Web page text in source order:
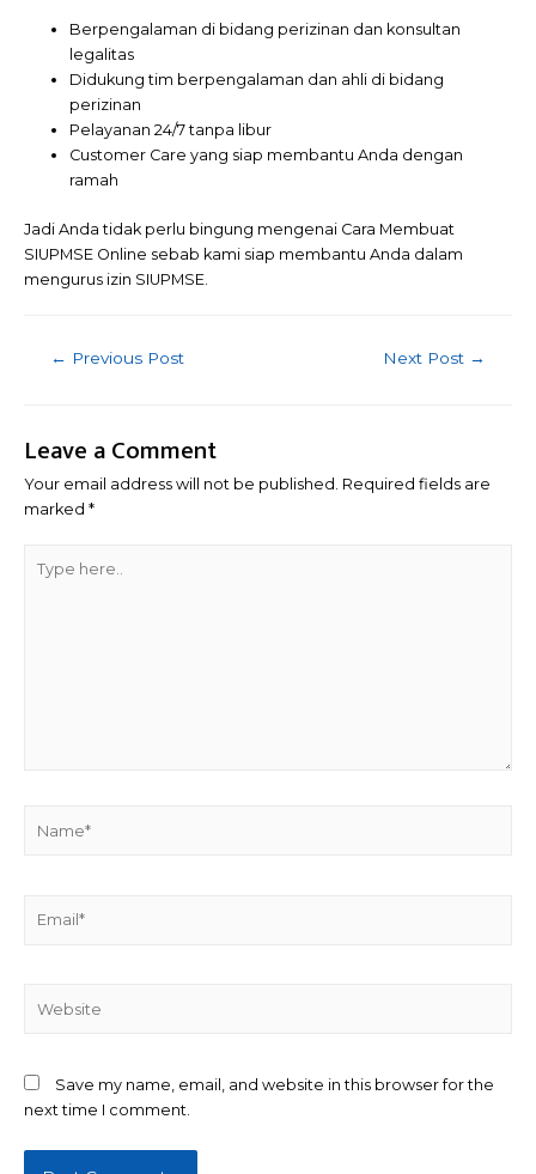
Berpengalaman di bidang perizinan dan konsultan
legalitas
Didukung tim berpengalaman dan ahli di bidang
perizinan
Pelayanan 24/7 tanpa libur
Customer Care yang siap membantu Anda dengan
ramah
Jadi Anda tidak perlu bingung mengenai Cara Membuat
SIUPMSE Online sebab kami siap membantu Anda dalam
mengurus izin SIUPMSE.
← Previous Post Next Post →
Leave a Comment
Your email address will not be published. Required fields are
marked *
Save my name, email, and website in this browser for the
next time I comment.